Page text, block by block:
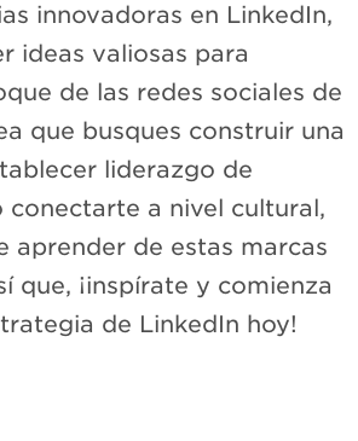
innovadoras en LinkedIn,
ideas valiosas para
de las redes sociales de
que busques construir una
liderazgo de
conectarte a nivel cultural,
aprender de estas marcas
que, ¡inspírate y comienza
de LinkedIn hoy!